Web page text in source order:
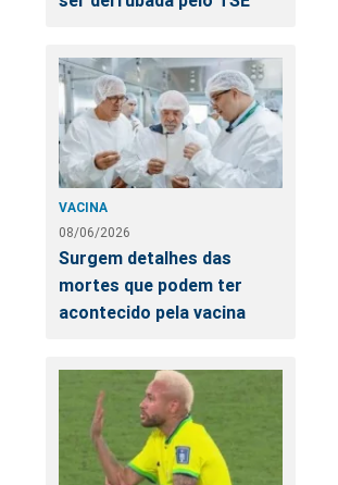
VACINA
08/06/2026
Surgem detalhes das
mortes que podem ter
acontecido pela vacina